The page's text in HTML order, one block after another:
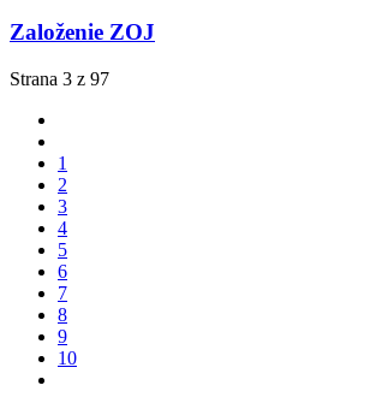
Založenie ZOJ
Strana 3 z 97
1
2
3
4
5
6
7
8
9
10